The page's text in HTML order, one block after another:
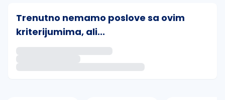
Trenutno nemamo poslove sa ovim
kriterijumima, ali...